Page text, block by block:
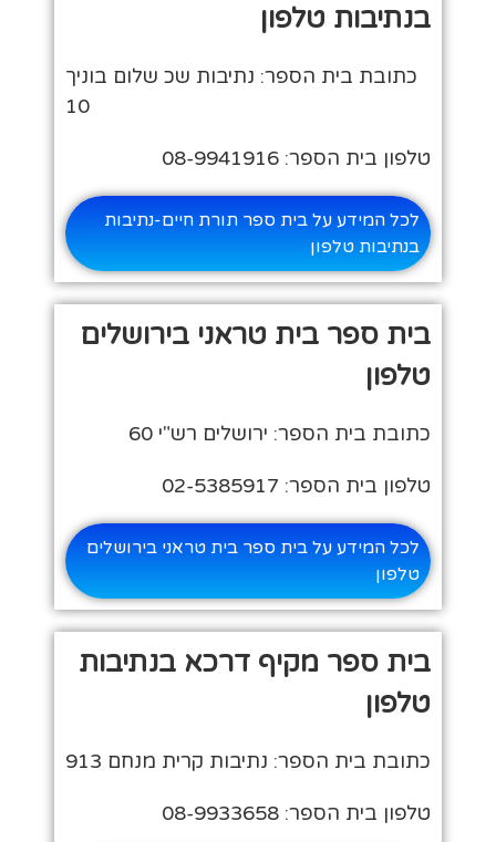
בנתיבות טלפון
כתובת בית הספר: נתיבות שכ שלום בוניך
10
טלפון בית הספר: 08-9941916
לכל המידע על בית ספר תורת חיים-נתיבות
בנתיבות טלפון
בית ספר בית טראני בירושלים
טלפון
כתובת בית הספר: ירושלים רש"י 60
טלפון בית הספר: 02-5385917
לכל המידע על בית ספר בית טראני בירושלים
טלפון
בית ספר מקיף דרכא בנתיבות
טלפון
כתובת בית הספר: נתיבות קרית מנחם 913
טלפון בית הספר: 08-9933658